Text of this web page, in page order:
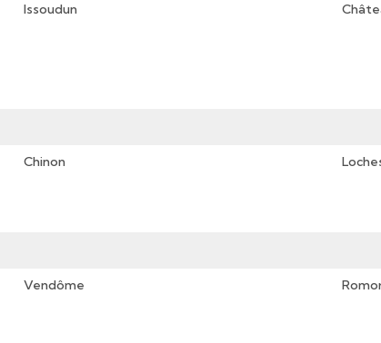
Issoudun
Chinon
Vendôme